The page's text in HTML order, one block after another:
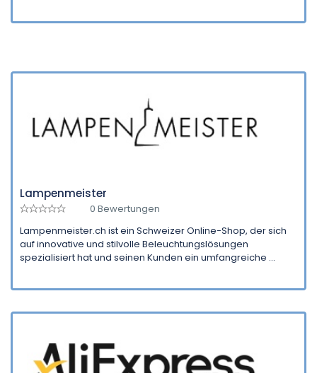
Lampenmeister
0 Bewertungen
Lampenmeister.ch ist ein Schweizer Online-Shop, der sich
auf innovative und stilvolle Beleuchtungslösungen
spezialisiert hat und seinen Kunden ein umfangreiche ...